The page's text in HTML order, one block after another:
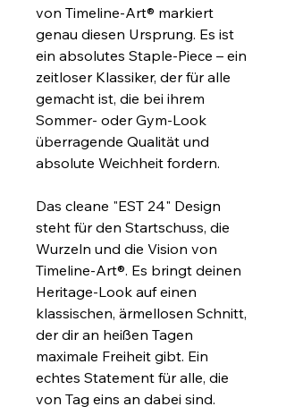
von Timeline-Art® markiert
genau diesen Ursprung. Es ist
ein absolutes Staple-Piece – ein
zeitloser Klassiker, der für alle
gemacht ist, die bei ihrem
Sommer- oder Gym-Look
überragende Qualität und
absolute Weichheit fordern.
Das cleane "EST 24" Design
steht für den Startschuss, die
Wurzeln und die Vision von
Timeline-Art®. Es bringt deinen
Heritage-Look auf einen
klassischen, ärmellosen Schnitt,
der dir an heißen Tagen
maximale Freiheit gibt. Ein
echtes Statement für alle, die
von Tag eins an dabei sind.